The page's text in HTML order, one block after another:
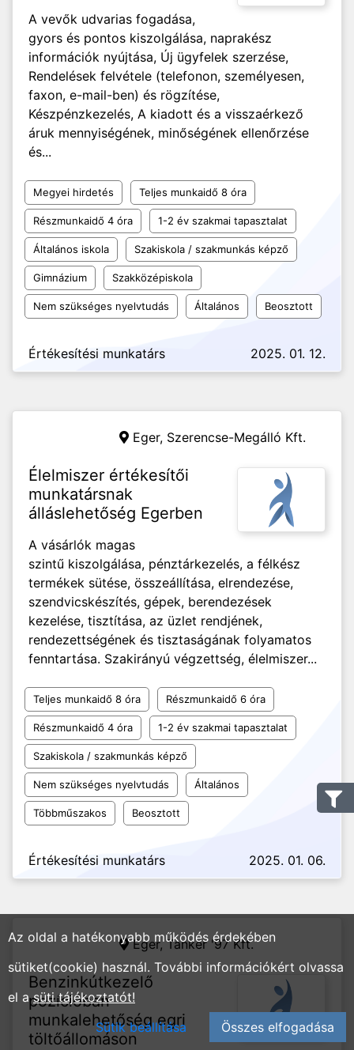
A vevők udvarias fogadása,
gyors és pontos kiszolgálása, naprakész
információk nyújtása, Új ügyfelek szerzése,
Rendelések felvétele (telefonon, személyesen,
faxon, e-mail-ben) és rögzítése,
Készpénzkezelés, A kiadott és a visszaérkező
áruk mennyiségének, minőségének ellenőrzése
és...
Megyei hirdetés Teljes munkaidő 8 óra
Részmunkaidő 4 óra 1-2 év szakmai tapasztalat
Általános iskola Szakiskola / szakmunkás képző
Gimnázium Szakközépiskola
Nem szükséges nyelvtudás Általános Beosztott
Értékesítési munkatárs 2025. 01. 12.
Eger, Szerencse-Megálló Kft.
Élelmiszer értékesítői
munkatársnak
álláslehetőség Egerben
A vásárlók magas
szintű kiszolgálása, pénztárkezelés, a félkész
termékek sütése, összeállítása, elrendezése,
szendvicskészítés, gépek, berendezések
kezelése, tisztítása, az üzlet rendjének,
rendezettségének és tisztaságának folyamatos
fenntartása. Szakirányú végzettség, élelmiszer...
Teljes munkaidő 8 óra Részmunkaidő 6 óra
Részmunkaidő 4 óra 1-2 év szakmai tapasztalat
Szakiskola / szakmunkás képző
Nem szükséges nyelvtudás Általános
Többműszakos Beosztott
Értékesítési munkatárs 2025. 01. 06.
Eger,Tanker '97 Kft.
Benzinkútkezelő
pozícióban
munkalehetőség egri
töltőállomáson
Az oldal a hatékonyabb működés érdekében
sütiket(cookie) használ. További információkért olvassa
el asüti tájékoztatót!
Sütik beállítása
Összes elfogadása